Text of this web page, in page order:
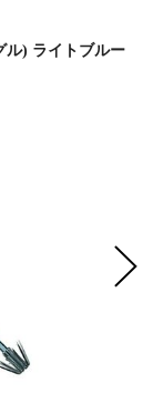
) ライトブルー